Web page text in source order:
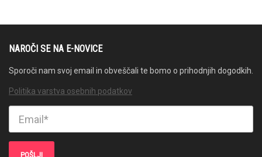
NAROČI SE NA E-NOVICE
Sporoči nam svoj email in obveščali te bomo o prihodnjih dogodkih.
Politika varstva osebnih podatkov